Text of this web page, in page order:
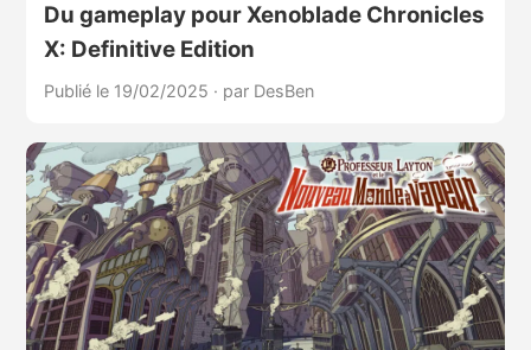
Du gameplay pour Xenoblade Chronicles
X: Definitive Edition
Publié le 19/02/2025 · par DesBen